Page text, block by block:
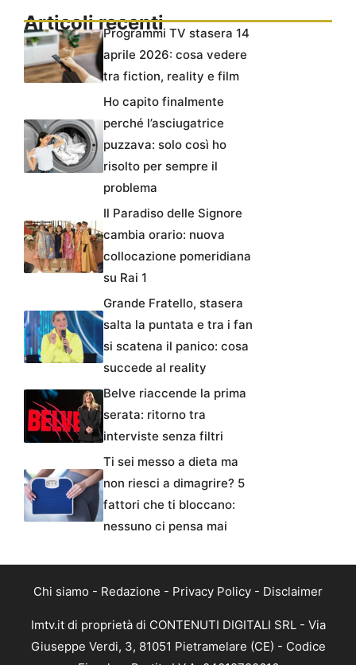
Articoli recentiProgrammi TV stasera 14
aprile 2026: cosa vedere
tra fiction, reality e film
Ho capito finalmente
perché l’asciugatrice
puzzava: solo così ho
risolto per sempre il
problema
Il Paradiso delle Signore
cambia orario: nuova
collocazione pomeridiana
su Rai 1
Grande Fratello, stasera
salta la puntata e tra i fan
si scatena il panico: cosa
succede al reality
Belve riaccende la prima
serata: ritorno tra
interviste senza filtri
Ti sei messo a dieta ma
non riesci a dimagrire? 5
fattori che ti bloccano:
nessuno ci pensa mai
Chi siamo - Redazione - Privacy Policy - Disclaimer
Imtv.it di proprietà di CONTENUTI DIGITALI SRL - Via
Giuseppe Verdi, 3, 81051 Pietramelare (CE) - Codice